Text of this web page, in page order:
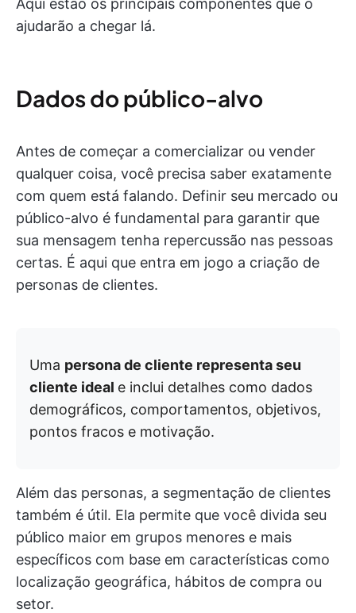
Aqui estão os principais componentes que o
ajudarão a chegar lá.
Dados do público-alvo
Antes de começar a comercializar ou vender
qualquer coisa, você precisa saber exatamente
com quem está falando. Definir seu mercado ou
público-alvo é fundamental para garantir que
sua mensagem tenha repercussão nas pessoas
certas. É aqui que entra em jogo a criação de
personas de clientes.
Uma persona de cliente representa seu
cliente ideal e inclui detalhes como dados
demográficos, comportamentos, objetivos,
pontos fracos e motivação.
Além das personas, a segmentação de clientes
também é útil. Ela permite que você divida seu
público maior em grupos menores e mais
específicos com base em características como
localização geográfica, hábitos de compra ou
setor.